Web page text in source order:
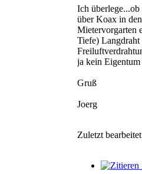
Ich
über Koax in
Mietervorgarten
Tiefe)
ja kein
Gruß
Joerg
Zuletzt